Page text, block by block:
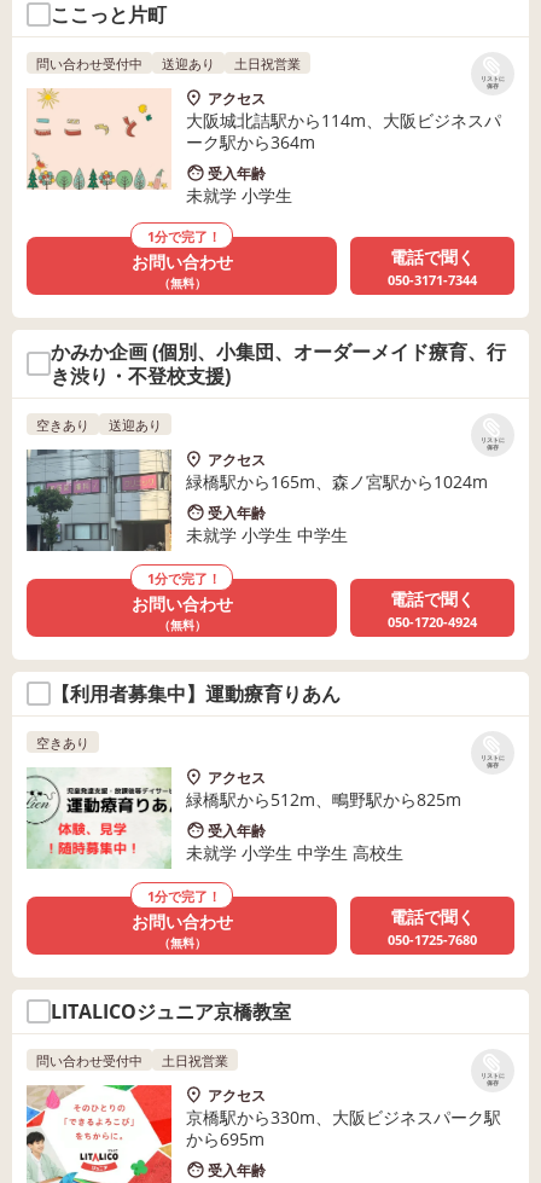
ここっと片町
リストに
保存
問い合わせ受付中 送迎あり 土日祝営業
アクセス
大阪城北詰駅から114m、大阪ビジネスパ
ーク駅から364m
受入年齢
未就学 小学生
1分で完了！
お問い合わせ
（無料）
電話で聞く
050-3171-7344
かみか企画 (個別、小集団、オーダーメイド療育、行
き渋り・不登校支援)
リストに
保存
空きあり 送迎あり
アクセス
緑橋駅から165m、森ノ宮駅から1024m
受入年齢
未就学 小学生 中学生
1分で完了！
お問い合わせ
（無料）
電話で聞く
050-1720-4924
【利用者募集中】運動療育りあん
リストに
保存
空きあり
アクセス
緑橋駅から512m、鴫野駅から825m
受入年齢
未就学 小学生 中学生 高校生
1分で完了！
お問い合わせ
（無料）
電話で聞く
050-1725-7680
LITALICOジュニア京橋教室
リストに
保存
問い合わせ受付中 土日祝営業
アクセス
京橋駅から330m、大阪ビジネスパーク駅
から695m
受入年齢